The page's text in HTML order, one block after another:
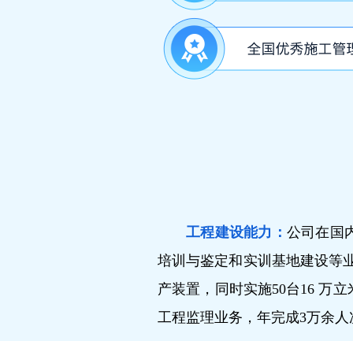
工程建设能力： 公司在国
培训与鉴定和实训基地建设等
产装置，同时实施50台16 万
工程监理业务，年完成3万余